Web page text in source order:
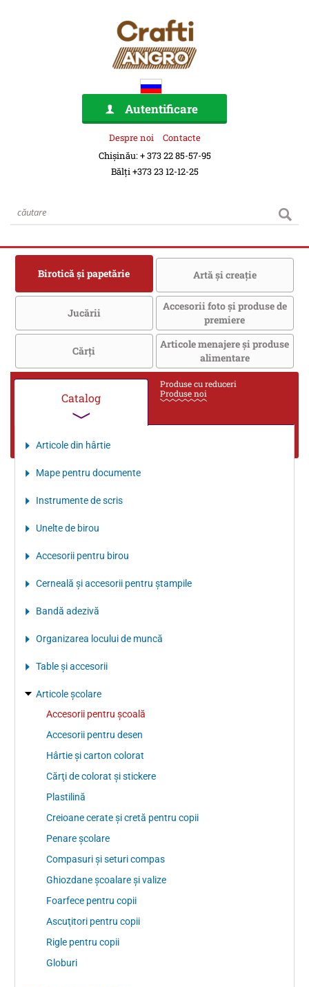
Autentificare
Despre noi
Contacte
Chișinău: + 373 22 85-57-95
Bălți +373 23 12-12-25
Birotică şi papetărie Artă şi creaţie
Jucării
Accesorii foto şi produse de
premiere
Cărţi
Articole menajere și produse
alimentare
Catalog
Produse cu reduceri
Produse noi
Articole din hârtie
Mape pentru documente
Instrumente de scris
Unelte de birou
Accesorii pentru birou
Cerneală şi accesorii pentru ştampile
Bandă adezivă
Organizarea locului de muncă
Table şi accesorii
Articole şcolare
Accesorii pentru şcoală
Accesorii pentru desen
Hârtie şi carton colorat
Cărţi de colorat şi stickere
Plastilină
Creioane cerate şi cretă pentru copii
Penare şcolare
Compasuri şi seturi compas
Ghiozdane școalare și valize
Foarfece pentru copii
Ascuţitori pentru copii
Rigle pentru copii
Globuri